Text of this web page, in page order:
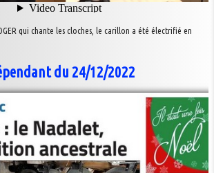
qui chante les cloches, le carillon a été électrifié en
du 24/12/2022